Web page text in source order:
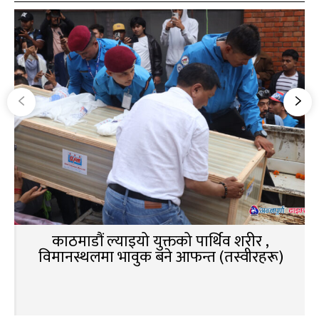
काठमाडौं ल्याइयो युक्तको पार्थिव शरीर ,
विमानस्थलमा भावुक बने आफन्त (तस्वीरहरू)